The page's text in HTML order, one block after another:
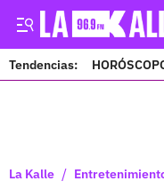
Tendencias:
La Kalle /